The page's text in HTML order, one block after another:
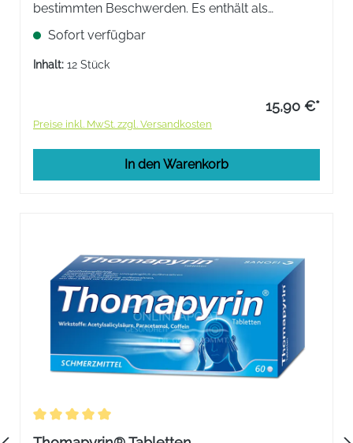
bestimmten Beschwerden. Es enthält als
Wirkstoffe Paracetamol, Ascorbinsäure, Coffein
und Chlorphenaminhydrogenmaleat.
Sofort verfügbar
Inhalt: 12 Stück
15,90 €*
Preise inkl. MwSt. zzgl. Versandkosten
In den Warenkorb
Durchschnittliche Bewertung von 5 von 5 Sternen